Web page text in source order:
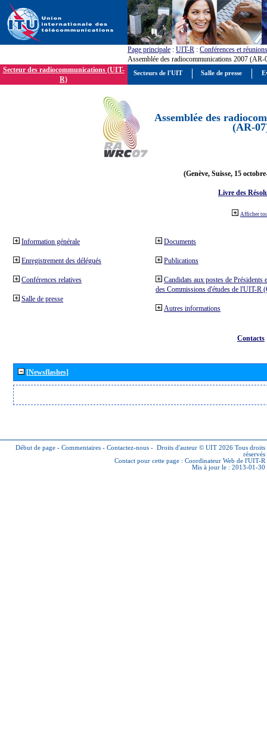
Page principale : UIT-R : Conférences et réunions
Assemblée des radiocommunications 2007 (AR-
Secteur des radiocommunications (UIT-
R)
Assemblée des
(AR-
(Genève, Suisse, 15
Livre des
Afficher
Information générale
Enregistrement des délégués
Conférences relatives
Salle de presse
Documents
Publications
Candidats aux postes de Présidents
des Commissions d'études de l'UIT-R
Autres informations
Contacts
[Newsflashes]
Début de page - Commentaires - Contactez-nous - Droits d'auteur © UIT 2026 Tous droits
réservés
Contact pour cette page : Coordinateur Web de l'UIT-R
Mis à jour le : 2013-01-30
Secteurs de l'UIT Salle de presse